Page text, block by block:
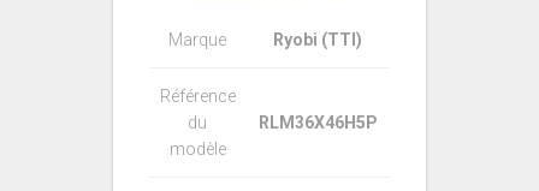
Marque Ryobi (TTI)
Référence
du
modèle
RLM36X46H5P